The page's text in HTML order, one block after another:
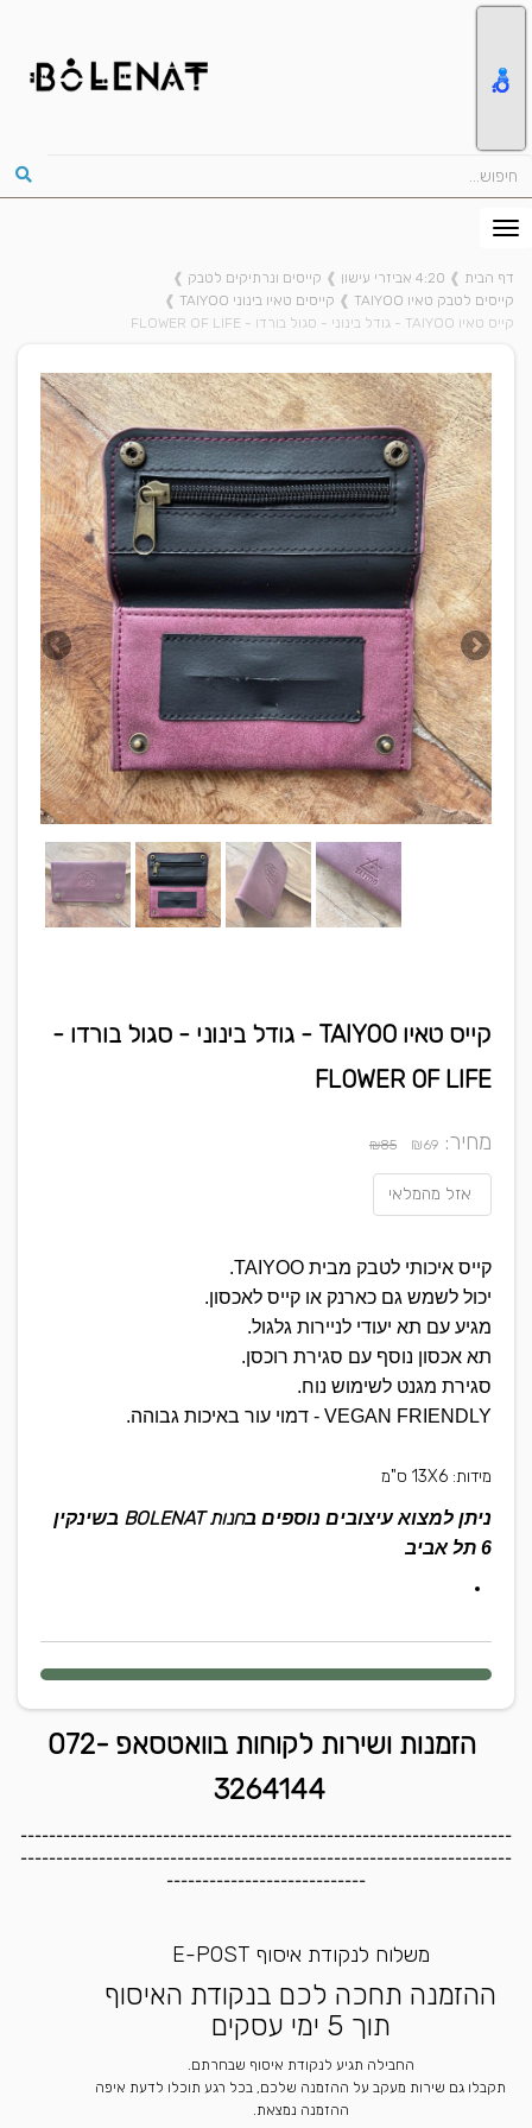
דף הבית ❱ 4:20 אביזרי עישון ❱ קייסים ונרתיקים לטבק ❱
קייסים לטבק טאיו TAIYOO
❱ קייסים טאיו בינוני TAIYOO
❱
קייס טאיו TAIYOO - גודל בינוני - סגול בורדו - FLOWER OF LIFE
קייס טאיו TAIYOO - גודל בינוני - סגול בורדו -
FLOWER OF LIFE
מחיר: ₪69
₪85
אזל מהמלאי
קייס איכותי לטבק מבית TAIYOO.
יכול לשמש גם כארנק או קייס לאכסון.
מגיע עם תא יעודי לניירות גלגול.
תא אכסון נוסף עם סגירת רוכסן.
סגירת מגנט לשימוש נוח.
VEGAN FRIENDLY - דמוי עור באיכות גבוהה.
מידות: 13X6 ס"מ
ניתן למצוא עיצובים נוספים בחנות BOLENAT
בשינקין
6 תל אביב
הזמנות ושירות לקוחות בוואטסאפ 072-
3264144
---------------------------------------------------------------------
---------------------------------------------------------------------
----------------------------
משלוח לנקודת איסוף E-POST
ההזמנה תחכה לכם בנקודת האיסוף
תוך 5 ימי עסקים
החבילה תגיע לנקודת איסוף שבחרתם.
תקבלו גם שירות מעקב על ההזמנה שלכם, בכל רגע תוכלו לדעת איפה
ההזמנה נמצאת.